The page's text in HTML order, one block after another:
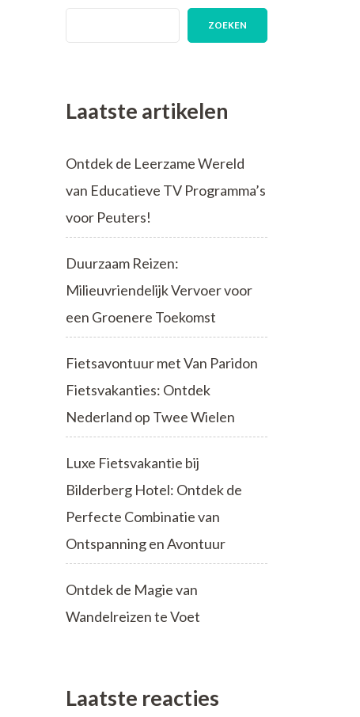
ZOEKEN
Laatste artikelen
Ontdek de Leerzame Wereld
van Educatieve TV Programma’s
voor Peuters!
Duurzaam Reizen:
Milieuvriendelijk Vervoer voor
een Groenere Toekomst
Fietsavontuur met Van Paridon
Fietsvakanties: Ontdek
Nederland op Twee Wielen
Luxe Fietsvakantie bij
Bilderberg Hotel: Ontdek de
Perfecte Combinatie van
Ontspanning en Avontuur
Ontdek de Magie van
Wandelreizen te Voet
Laatste reacties